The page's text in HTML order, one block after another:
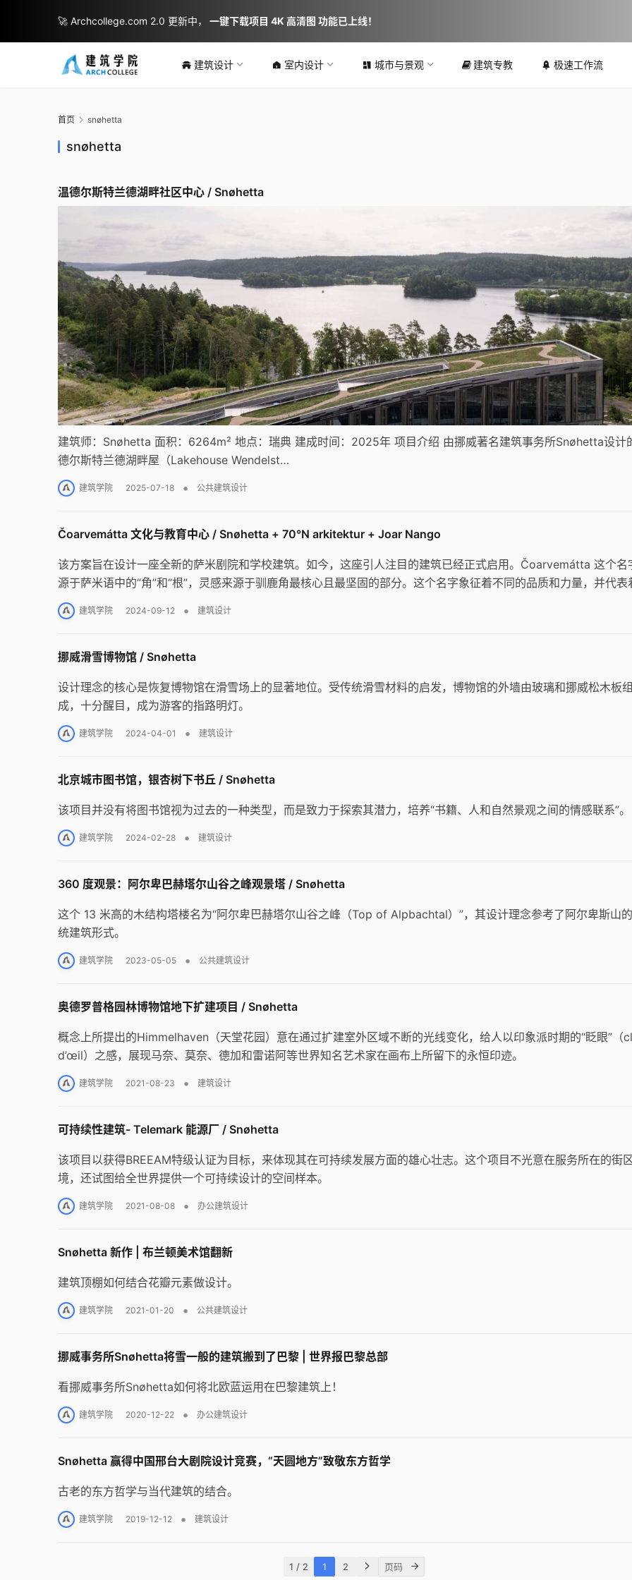
建筑设计 室内设计 城市与景观 建筑专教 极速工作流
首页 snøhetta
snøhetta
温德尔斯特兰德湖畔社区中心 / Snøhetta
建筑师：Snøhetta 面积：6264m² 地点：瑞典 建成时间：2025年 项目介绍 由挪威著名建筑事务所Snøhetta设计
德尔斯特兰德湖畔屋（Lakehouse Wendelst…
建筑学院 2025-07-18 • 公共建筑设计
Čoarvemátta 文化与教育中心 / Snøhetta + 70°N arkitektur + Joar Nango
该方案旨在设计一座全新的萨米剧院和学校建筑。如今，这座引人注目的建筑已经正式启用。Čoarvemátta 这个名
源于萨米语中的“角”和“根”，灵感来源于驯鹿角最核心且最坚固的部分。这个名字象征着不同的品质和力量，并代表
同群体之间的团结。
建筑学院 2024-09-12 • 建筑设计
挪威滑雪博物馆 / Snøhetta
设计理念的核心是恢复博物馆在滑雪场上的显著地位。受传统滑雪材料的启发，博物馆的外墙由玻璃和挪威松木板组
成，十分醒目，成为游客的指路明灯。
建筑学院 2024-04-01 • 建筑设计
北京城市图书馆，银杏树下书丘 / Snøhetta
该项目并没有将图书馆视为过去的一种类型，而是致力于探索其潜力，培养“书籍、人和自然景观之间的情感联系”。
建筑学院 2024-02-28 • 建筑设计
360 度观景：阿尔卑巴赫塔尔山谷之峰观景塔 / Snøhetta
这个 13 米高的木结构塔楼名为“阿尔卑巴赫塔尔山谷之峰（Top of Alpbachtal）”，其设计理念参考了阿尔卑斯山
统建筑形式。
建筑学院 2023-05-05 • 公共建筑设计
奥德罗普格园林博物馆地下扩建项目 / Snøhetta
概念上所提出的Himmelhaven（天堂花园）意在通过扩建室外区域不断的光线变化，给人以印象派时期的“眨眼”（
d’œil）之感，展现马奈、莫奈、德加和雷诺阿等世界知名艺术家在画布上所留下的永恒印迹。
建筑学院 2021-08-23 • 建筑设计
可持续性建筑- Telemark 能源厂 / Snøhetta
该项目以获得BREEAM特级认证为目标，来体现其在可持续发展方面的雄心壮志。这个项目不光意在服务所在的街
境，还试图给全世界提供一个可持续设计的空间样本。
建筑学院 2021-08-08 • 办公建筑设计
Snøhetta 新作 | 布兰顿美术馆翻新
建筑顶棚如何结合花瓣元素做设计。
建筑学院 2021-01-20 • 公共建筑设计
挪威事务所Snøhetta将雪一般的建筑搬到了巴黎 | 世界报巴黎总部
看挪威事务所Snøhetta如何将北欧蓝运用在巴黎建筑上！
建筑学院 2020-12-22 • 办公建筑设计
Snøhetta 赢得中国邢台大剧院设计竞赛，“天圆地方”致敬东方哲学
古老的东方哲学与当代建筑的结合。
建筑学院 2019-12-12 • 建筑设计
1 / 2 1 2
🚀 Archcollege.com 2.0 更新中， 一键下载项目 4K 高清图 功能已上线！